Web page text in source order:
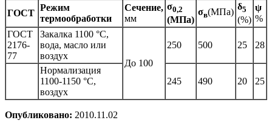
ГОСТ
Режим
термообработки
Сечение,
мм
σ0,2
(МПа)
σв(МПа)
δ5
(%)
ψ
%
ГОСТ
2176-
77
Закалка 1100 °С,
вода, масло или
воздух
До 100
250 500 25 28
Нормализация
1100-1150 °С,
воздух
245 490 20 25
Опубликовано: 2010.11.02